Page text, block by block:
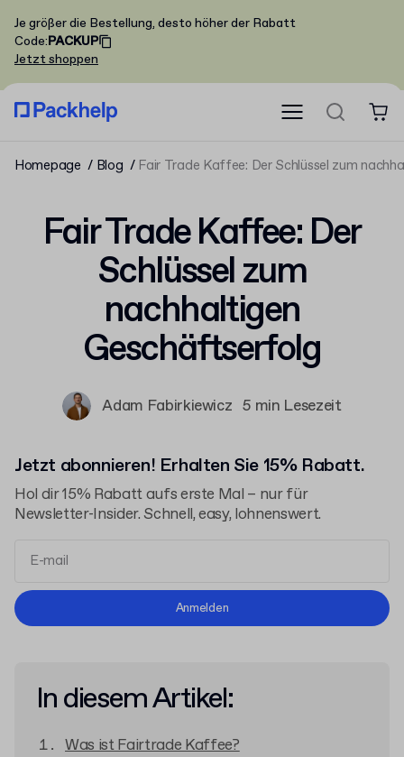
Je größer die Bestellung, desto höher der Rabatt
Code:PACKUP
Jetzt shoppen
Homepage Blog Fair Trade Kaffee: Der Schlüssel zum
Fair Trade Kaffee: Der
Schlüssel zum
nachhaltigen
Geschäftserfolg
Adam Fabirkiewicz 5 min Lesezeit
Jetzt abonnieren! Erhalten Sie 15% Rabatt.
Hol dir 15% Rabatt aufs erste Mal – nur für
Newsletter-Insider. Schnell, easy, lohnenswert.
Allgemeinen Geschäftsbedingungen
Anmelden
In diesem Artikel:
Was ist Fairtrade Kaffee?